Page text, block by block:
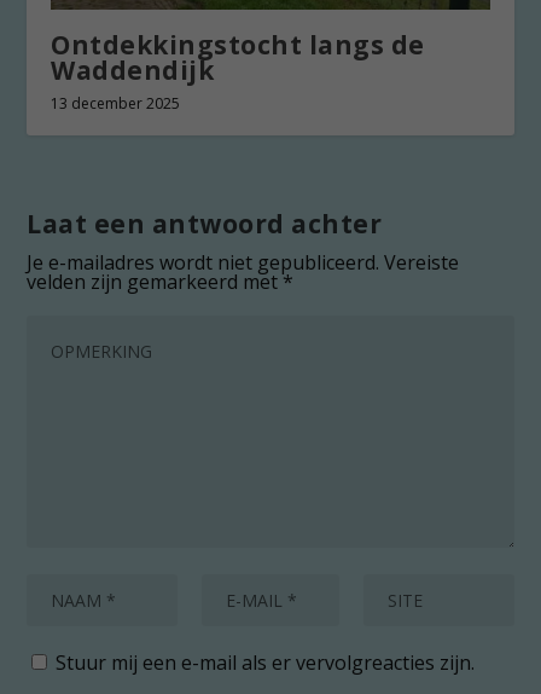
Ontdekkingstocht langs de
Waddendijk
13 december 2025
Laat een antwoord achter
Je e-mailadres wordt niet gepubliceerd. Vereiste
velden zijn gemarkeerd met*
Stuur mij een e-mail als er vervolgreacties zijn.